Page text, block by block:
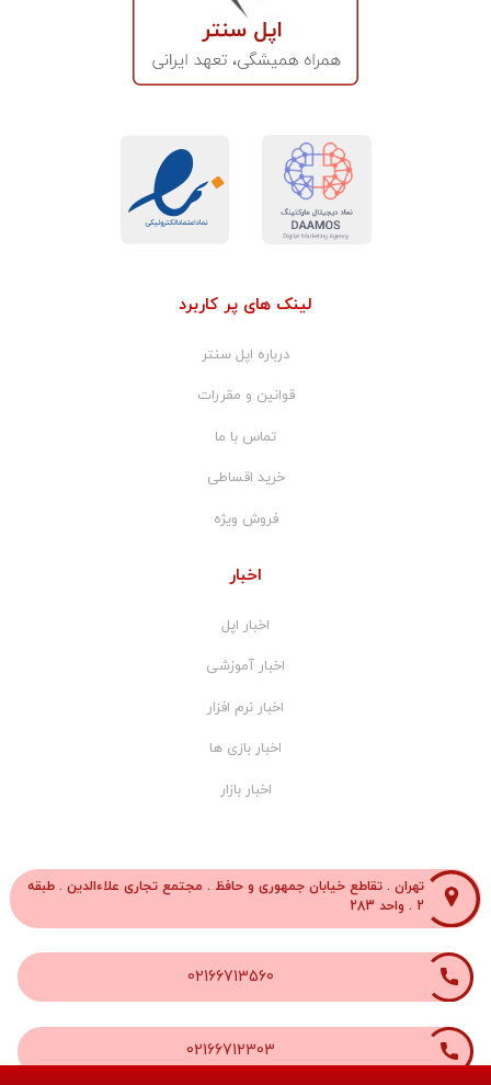
لینک های پر کاربرد
درباره اپل سنتر
قوانین و مقررات
تماس با ما
خرید اقساطی
فروش ویژه
اخبار
اخبار اپل
اخبار آموزشی
اخبار نرم افزار
اخبار بازی ها
اخبار بازار
تهران . تقاطع خیابان جمهوری و حافظ . مجتمع تجاری علاءالدین . طبقه
2 . واحد 283
02166713560
02166712303